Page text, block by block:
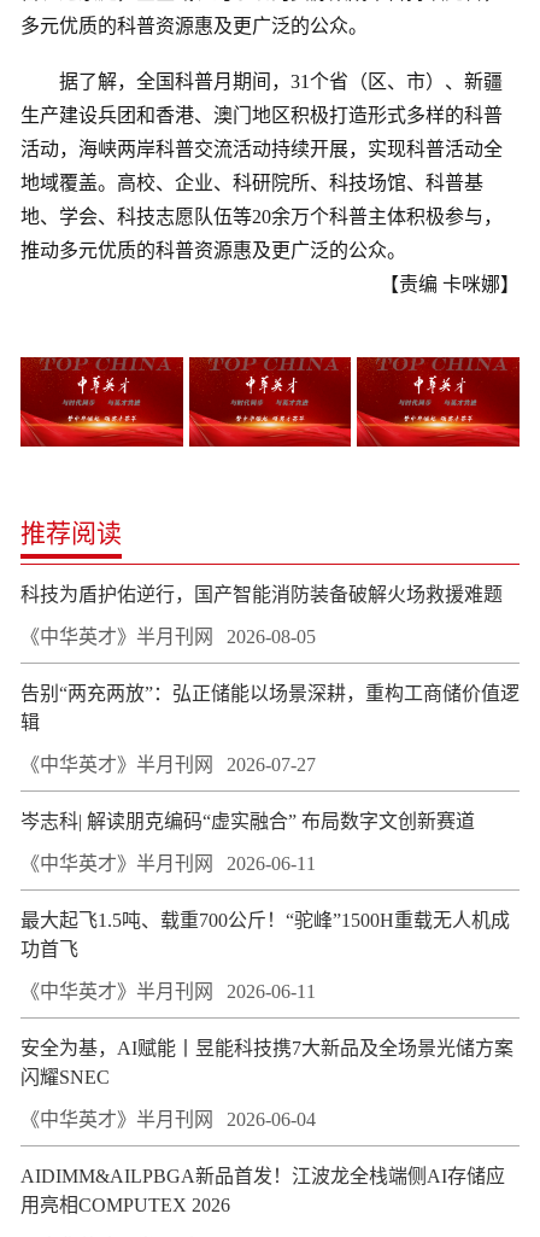
多元优质的科普资源惠及更广泛的公众。
据了解，全国科普月期间，31个省（区、市）、新疆
生产建设兵团和香港、澳门地区积极打造形式多样的科普
活动，海峡两岸科普交流活动持续开展，实现科普活动全
地域覆盖。高校、企业、科研院所、科技场馆、科普基
地、学会、科技志愿队伍等20余万个科普主体积极参与，
推动多元优质的科普资源惠及更广泛的公众。
【责编 卡咪娜】
推荐阅读
科技为盾护佑逆行，国产智能消防装备破解火场救援难题
《中华英才》半月刊网 2026-08-05
告别“两充两放”：弘正储能以场景深耕，重构工商储价值逻
辑
《中华英才》半月刊网 2026-07-27
岑志科| 解读朋克编码“虚实融合” 布局数字文创新赛道
《中华英才》半月刊网 2026-06-11
最大起飞1.5吨、载重700公斤！“驼峰”1500H重载无人机成
功首飞
《中华英才》半月刊网 2026-06-11
安全为基，AI赋能丨昱能科技携7大新品及全场景光储方案
闪耀SNEC
《中华英才》半月刊网 2026-06-04
AIDIMM&AILPBGA新品首发！江波龙全栈端侧AI存储应
用亮相COMPUTEX 2026